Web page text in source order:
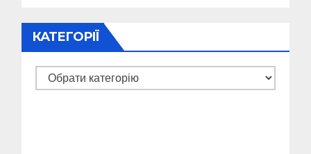
КАТЕГОРІЇ
Категорії